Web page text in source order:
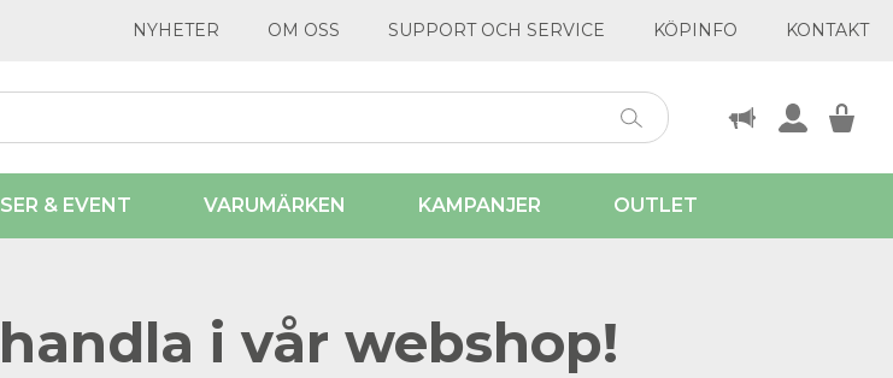
NYHETER OM OSS SUPPORT OCH SERVICE KÖPINFO KONTAKT
& EVENT VARUMÄRKEN KAMPANJER OUTLET
i vår webshop!